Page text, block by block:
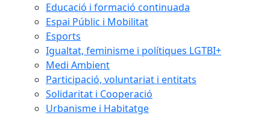
Educació i formació continuada
Espai Públic i Mobilitat
Esports
Igualtat, feminisme i polítiques LGTBI+
Medi Ambient
Participació, voluntariat i entitats
Solidaritat i Cooperació
Urbanisme i Habitatge